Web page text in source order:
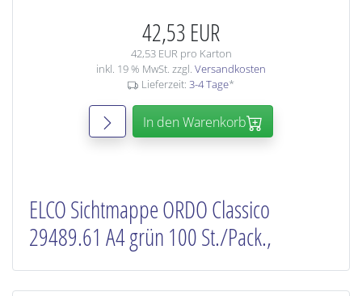
42,53 EUR
42,53 EUR pro Karton
inkl. 19 % MwSt. zzgl. Versandkosten
Lieferzeit: 3-4 Tage*
In den Warenkorb
ELCO Sichtmappe ORDO Classico
29489.61 A4 grün 100 St./Pack.,